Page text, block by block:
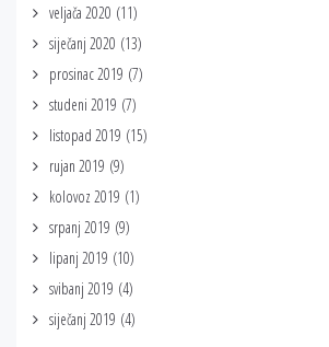
veljača 2020 (11)
siječanj 2020 (13)
prosinac 2019 (7)
studeni 2019 (7)
listopad 2019 (15)
rujan 2019 (9)
kolovoz 2019 (1)
srpanj 2019 (9)
lipanj 2019 (10)
svibanj 2019 (4)
siječanj 2019 (4)